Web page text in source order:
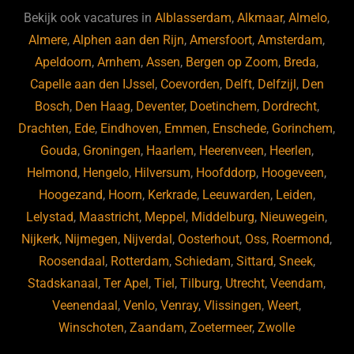
b
o
o
k
ky dI
n
Bekijk ook vacatures inAlblasserdam,Alkmaar,Almelo,
Almere,Alphen aan den Rijn,Amersfoort,Amsterdam,
Apeldoorn,Arnhem,Assen, Bergen op Zoom, Breda,
Capelle aan den IJssel , Coevorden, Delft, Delfzijl , Den
Bosch, Den Haag, Deventer, Doetinchem, Dordrecht,
Drachten, Ede, Eindhoven, Emmen, Enschede, Gorinchem,
Gouda, Groningen, Haarlem, Heerenveen, Heerlen,
Helmond, Hengelo, Hilversum, Hoofddorp, Hoogeveen,
Hoogezand, Hoorn, Kerkrade, Leeuwarden, Leiden,
Lelystad, Maastricht, Meppel , Middelburg, Nieuwegein,
Nijkerk, Nijmegen, Nijverdal , Oosterhout, Oss, Roermond,
Roosendaal , Rotterdam, Schiedam, Sittard, Sneek,
Stadskanaal ,Ter Apel ,Tiel ,Tilburg, Utrecht,Veendam,
Veenendaal ,Venlo,Venray,Vlissingen,Weert,
Winschoten,Zaandam,Zoetermeer,Zwolle